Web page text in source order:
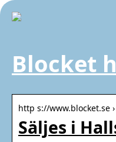
Blocket
http s://www.blocket.se
Säljes i